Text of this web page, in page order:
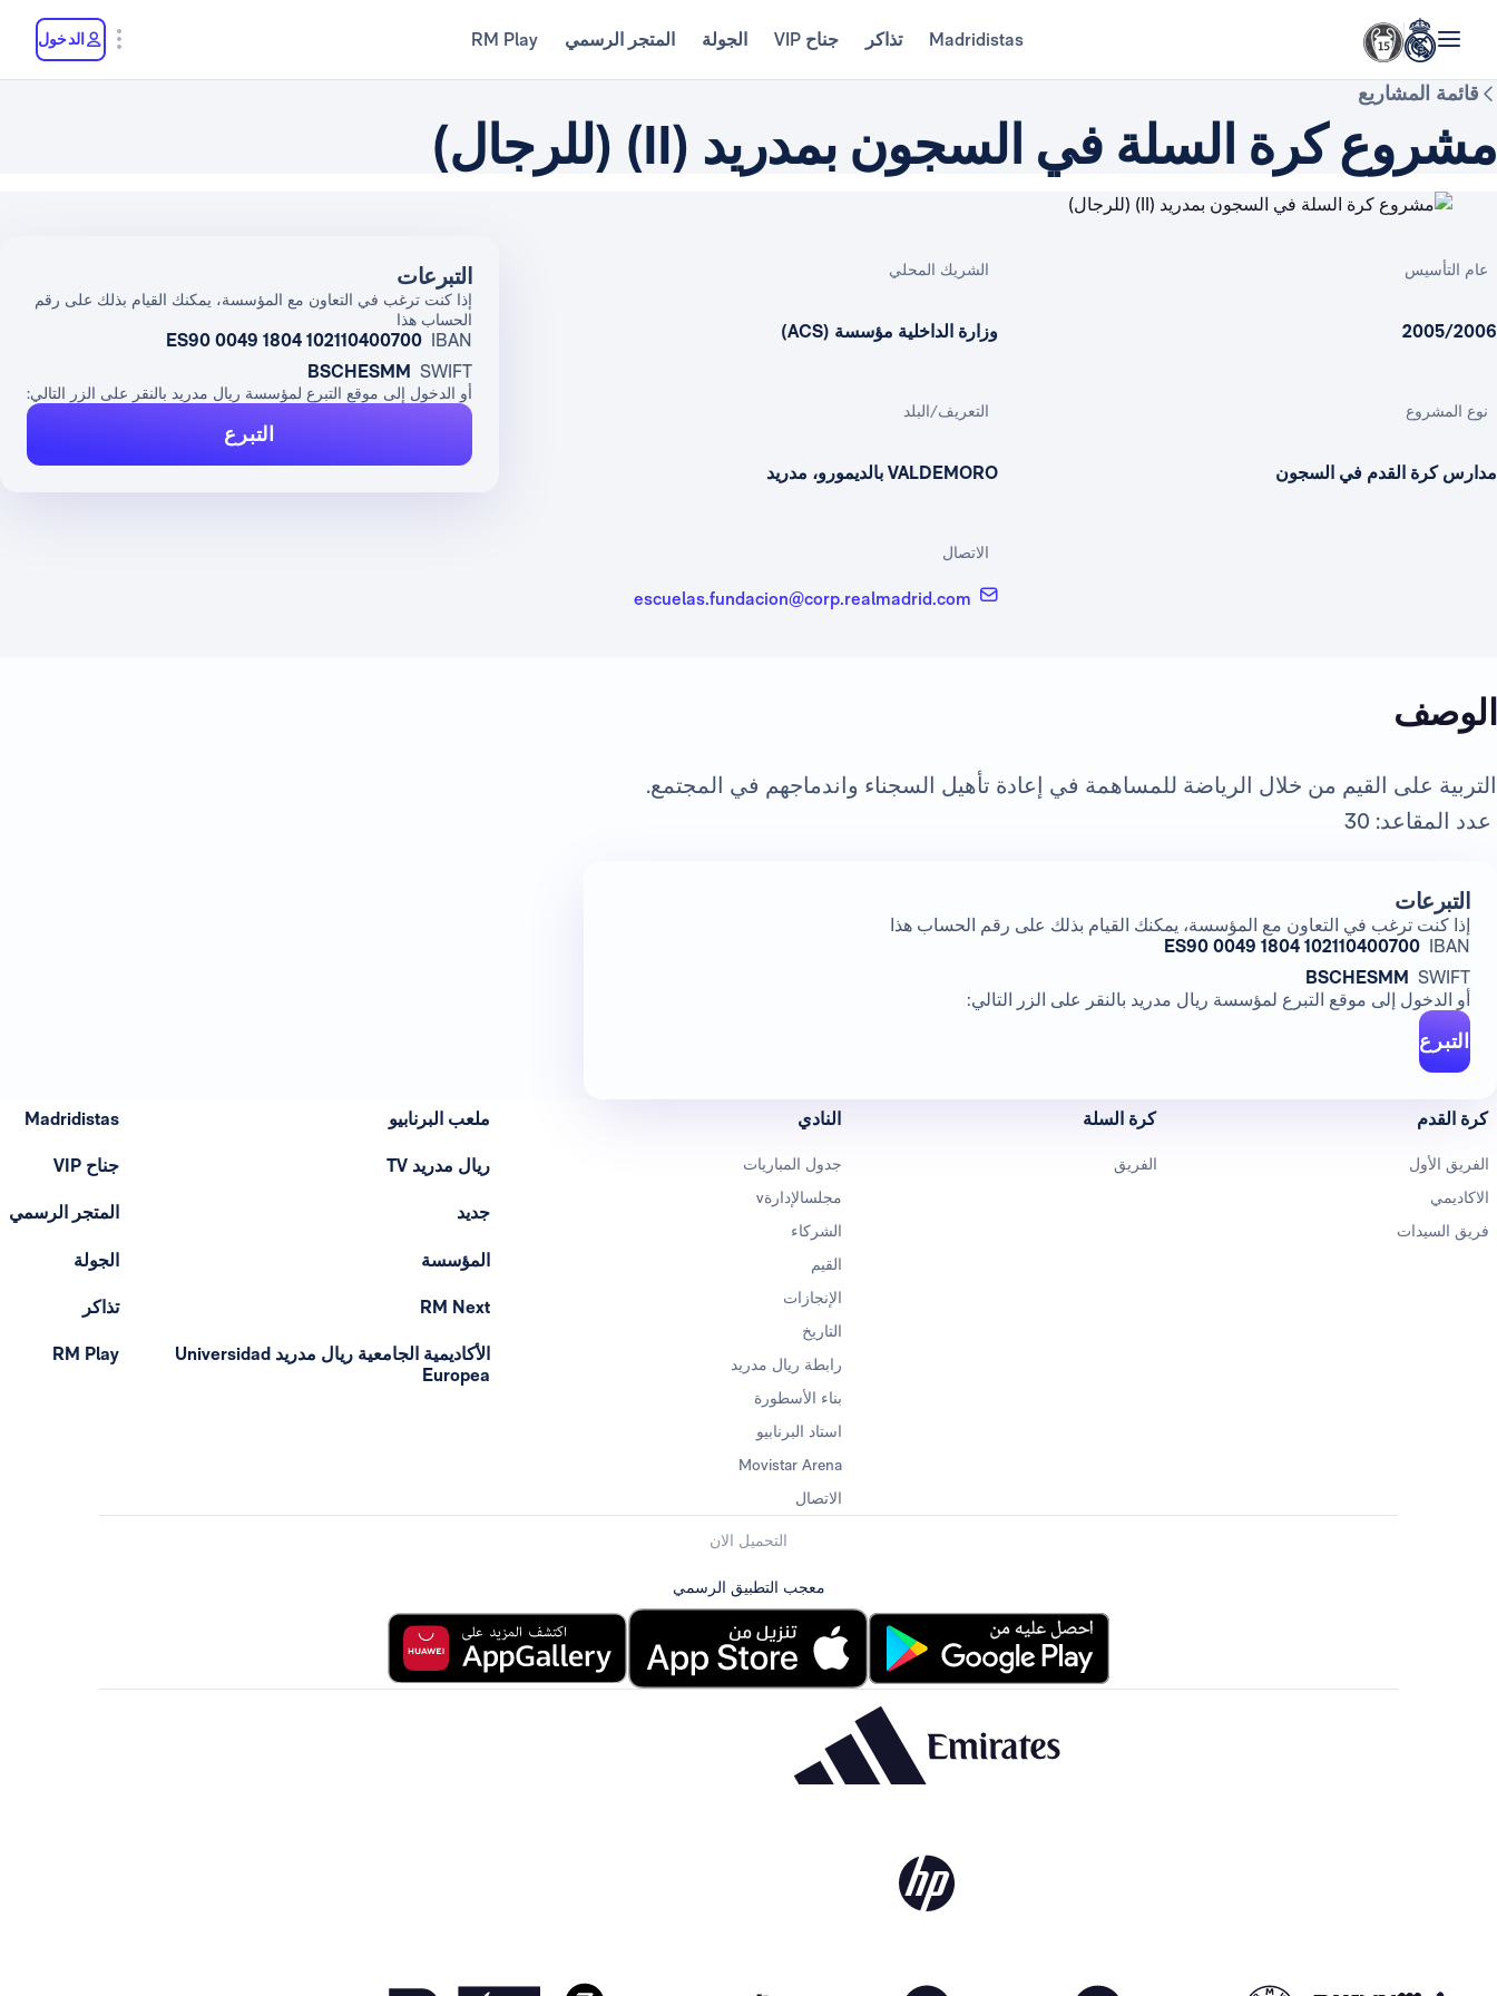
Madridistas تذاكر جناح VIP الجولة المتجر الرسمي RM Play الدخول
قائمة المشاريع
مشروع كرة السلة في السجون بمدريد (II) (للرجال)
عام التأسيس
2005/2006
نوع المشروع
مدارس كرة القدم في السجون
الشريك المحلي
وزارة الداخلية مؤسسة (ACS)
التعريف/البلد
VALDEMORO بالديمورو، مدريد
الاتصال
escuelas.fundacion@corp.realmadrid.com
التبرعات
إذا كنت ترغب في التعاون مع المؤسسة، يمكنك القيام بذلك على رقم
الحساب هذا
IBAN
ES90 0049 1804 102110400700
SWIFT
BSCHESMM
أو الدخول إلى موقع التبرع لمؤسسة ريال مدريد بالنقر على الزر التالي:
التبرع
الوصف
التربية على القيم من خلال الرياضة للمساهمة في إعادة تأهيل السجناء واندماجهم في المجتمع.
عدد المقاعد: 30
التبرعات
إذا كنت ترغب في التعاون مع المؤسسة، يمكنك القيام بذلك على رقم الحساب هذا
IBAN
ES90 0049 1804 102110400700
SWIFT
BSCHESMM
أو الدخول إلى موقع التبرع لمؤسسة ريال مدريد بالنقر على الزر التالي:
التبرع
كرة القدم
الفريق الأول
الاكاديمي
فريق السيدات
كرة السلة
الفريق
النادي
جدول المباريات
مجلسالإدارةv
الشركاء
القيم
الإنجازات
التاريخ
رابطة ريال مدريد
بناء الأسطورة
استاد البرنابيو
Movistar Arena
الاتصال
ملعب البرنابيو
ريال مدريد TV
جديد
المؤسسة
RM Next
الأكاديمية الجامعية ريال مدريد Universidad
Europea
Madridistas
جناح VIP
المتجر الرسمي
الجولة
تذاكر
RM Play
التحميل الان
معجب التطبيق الرسمي